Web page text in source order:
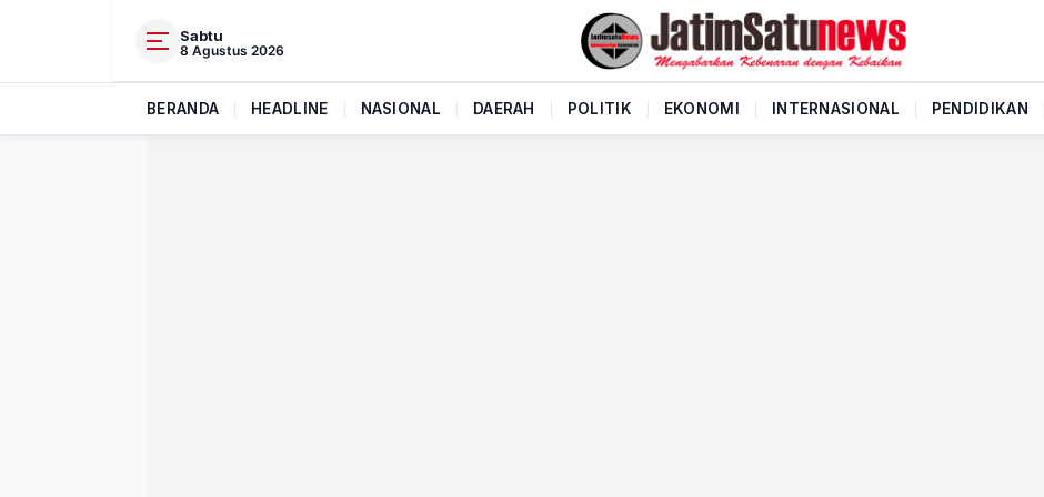
Sabtu
8 Agustus 2026
BERANDA HEADLINE NASIONAL DAERAH POLITIK EKONOMI INTERNASIONAL PENDIDIKAN